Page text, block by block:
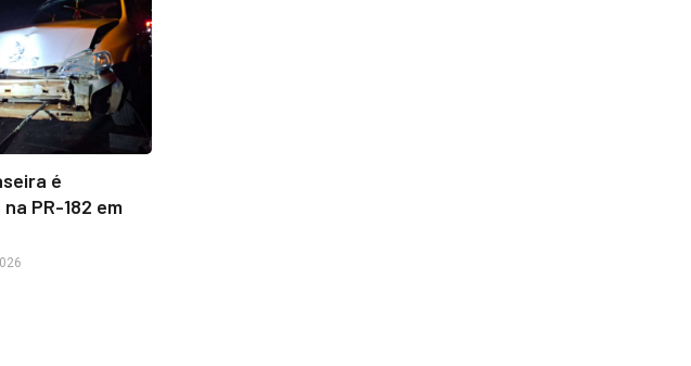
é
PR-182 em